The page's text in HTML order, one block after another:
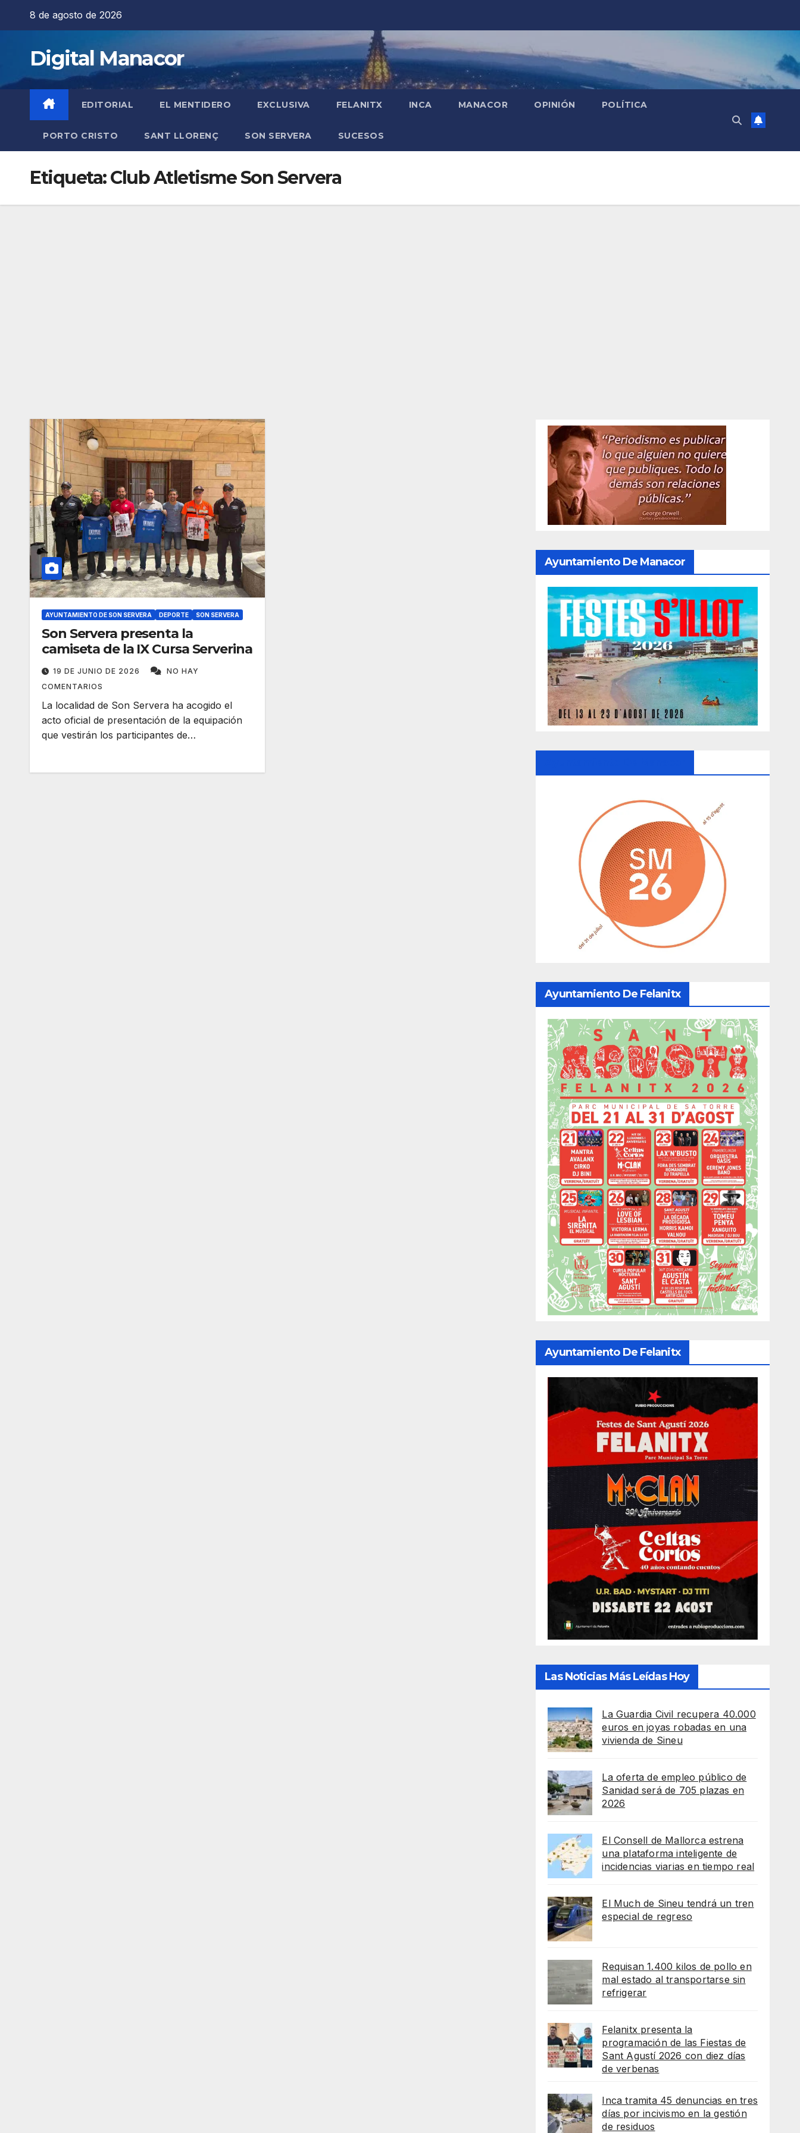
8 de agosto de 2026
Digital Manacor
EDITORIAL EL MENTIDERO EXCLUSIVA FELANITX INCA MANACOR OPINIÓN POLÍTICA
PORTO CRISTO SANT LLORENÇ SON SERVERA SUCESOS
Etiqueta:Club Atletisme Son Servera
AYUNTAMIENTO DE SON SERVERA DEPORTE SON SERVERA
Son Servera presenta la
camiseta de la IX Cursa Serverina
19 DE JUNIO DE 2026
NO HAY
COMENTARIOS
La localidad de Son Servera ha acogido el
acto oficial de presentación de la equipación
que vestirán los participantes de…
Ayuntamiento De Manacor
Ayuntamiento De Felanitx
Ayuntamiento De Felanitx
Las Noticias Más Leídas Hoy
La Guardia Civil recupera 40.000
euros en joyas robadas en una
vivienda de Sineu
La oferta de empleo público de
Sanidad será de 705 plazas en
2026
El Consell de Mallorca estrena
una plataforma inteligente de
incidencias viarias en tiempo real
El Much de Sineu tendrá un tren
especial de regreso
Requisan 1.400 kilos de pollo en
mal estado al transportarse sin
refrigerar
Felanitx presenta la
programación de las Fiestas de
Sant Agustí 2026 con diez días
de verbenas
Inca tramita 45 denuncias en tres
días por incivismo en la gestión
de residuos